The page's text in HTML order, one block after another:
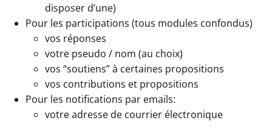
disposer d’une)
Pour les participations (tous modules confondus)
vos réponses
votre pseudo / nom (au choix)
vos “soutiens” à certaines propositions
vos contributions et propositions
Pour les notifications par emails:
votre adresse de courrier électronique